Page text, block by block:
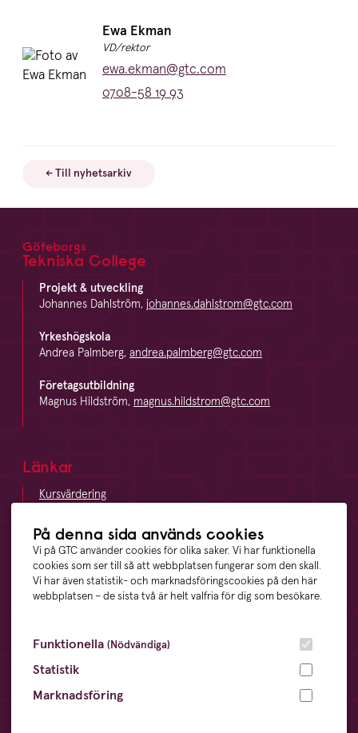
På denna sida används cookies
Vi på GTC använder cookies för olika saker. Vi har funktionella
cookies som ser till så att webbplatsen fungerar som den skall.
Vi har även statistik- och marknadsföringscookies på den här
webbplatsen – de sista två är helt valfria för dig som besökare.
Funktionella (Nödvändiga)
Statistik
Marknadsföring
Namn:
Ewa Ekman
Titel:
VD/rektor
E-post:
ewa.ekman@gtc.com
Telefon:
0708-58 19 93
← Till nyhetsarkiv
Footer
Göteborgs
Tekniska College
Projekt & utveckling
Johannes Dahlström, johannes.dahlstrom@gtc.com
Yrkeshögskola
Andrea Palmberg, andrea.palmberg@gtc.com
Företagsutbildning
Magnus Hildström, magnus.hildstrom@gtc.com
Länkar
Kursvärdering
Vägbeskrivning
Visselblåsning
Våra ägare
Övrigt